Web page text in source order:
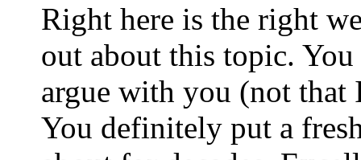
Right here is the right
out about this topic.
argue with you (not
You definitely put a